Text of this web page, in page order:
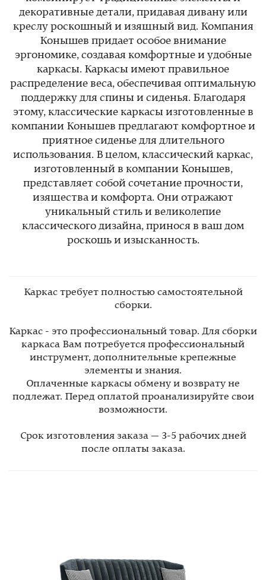
декоративные детали, придавая дивану или
креслу роскошный и изящный вид. Компания
Конышев придает особое внимание
эргономике, создавая комфортные и удобные
каркасы. Каркасы имеют правильное
распределение веса, обеспечивая оптимальную
поддержку для спины и сиденья. Благодаря
этому, классические каркасы изготовленные в
компании Конышев предлагают комфортное и
приятное сиденье для длительного
использования. В целом, классический каркас,
изготовленный в компании Конышев,
представляет собой сочетание прочности,
изящества и комфорта. Они отражают
уникальный стиль и великолепие
классического дизайна, принося в ваш дом
роскошь и изысканность.
Каркас требует полностью самостоятельной
сборки.
Каркас - это профессиональный товар. Для сборки
каркаса Вам потребуется профессиональный
инструмент, дополнительные крепежные
элементы и знания.
Оплаченные каркасы обмену и возврату не
подлежат. Перед оплатой проанализируйте свои
возможности.
Срок изготовления заказа — 3-5 рабочих дней
после оплаты заказа.